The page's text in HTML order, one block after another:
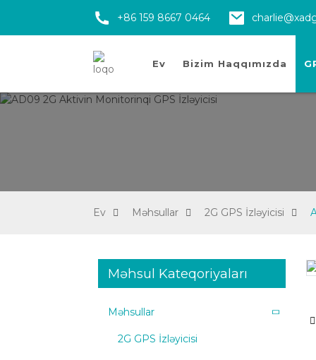
+86 159 8667 0464
Ev Bizim Haqqımızda
Ev Məhsullar 2G GPS İzləyicisi
Məhsul Kateqoriyaları
Məhsullar
2G GPS İzləyicisi
Loading...
Loading...